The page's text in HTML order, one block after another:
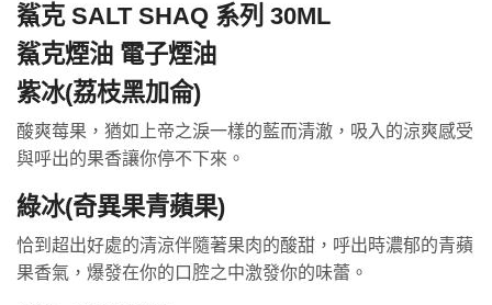
鯊克 SALT SHAQ 系列 30ML
鯊克煙油 電子煙油
紫冰(荔枝黑加侖)
酸爽莓果，猶如上帝之淚一樣的藍而清澈，吸入的涼爽感受
與呼出的果香讓你停不下來。
綠冰(奇異果青蘋果)
恰到超出好處的清涼伴隨著果肉的酸甜，呼出時濃郁的青蘋
果香氣，爆發在你的口腔之中激發你的味蕾。